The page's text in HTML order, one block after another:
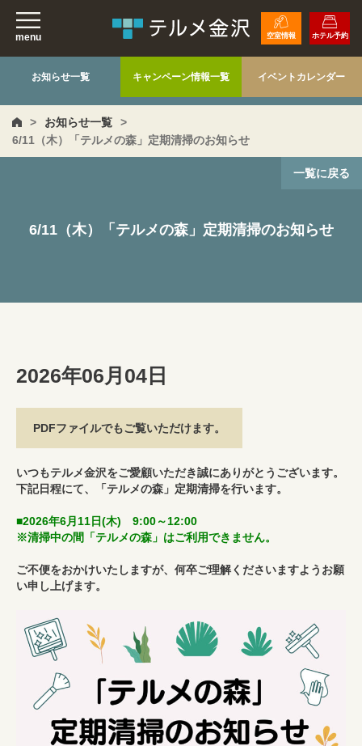
menu 空室情報 ホテル予約
お知らせ一覧 キャンペーン情報一覧 イベントカレンダー
> お知らせ一覧
>
6/11（木）「テルメの森」定期清掃のお知らせ
6/11（木）「テルメの森」定期清掃のお知らせ
一覧に戻る
2026年06月04日
PDFファイルでもご覧いただけます。
いつもテルメ金沢をご愛顧いただき誠にありがとうございます。
下記日程にて、「テルメの森」定期清掃を行います。
■2026年6月11日(木) 9:00～12:00
※清掃中の間「テルメの森」はご利用できません。
ご不便をおかけいたしますが、何卒ご理解くださいますようお願
い申し上げます。